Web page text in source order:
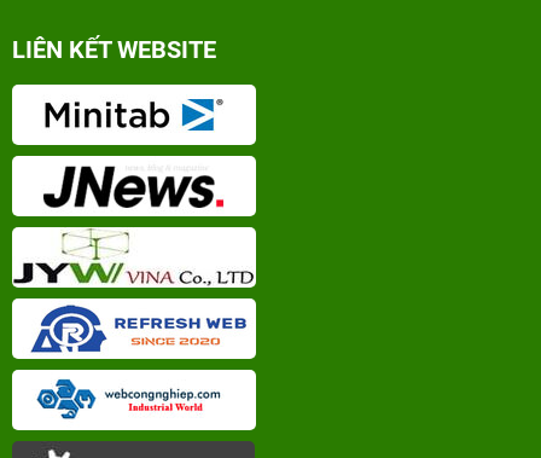
LIÊN KẾT WEBSITE